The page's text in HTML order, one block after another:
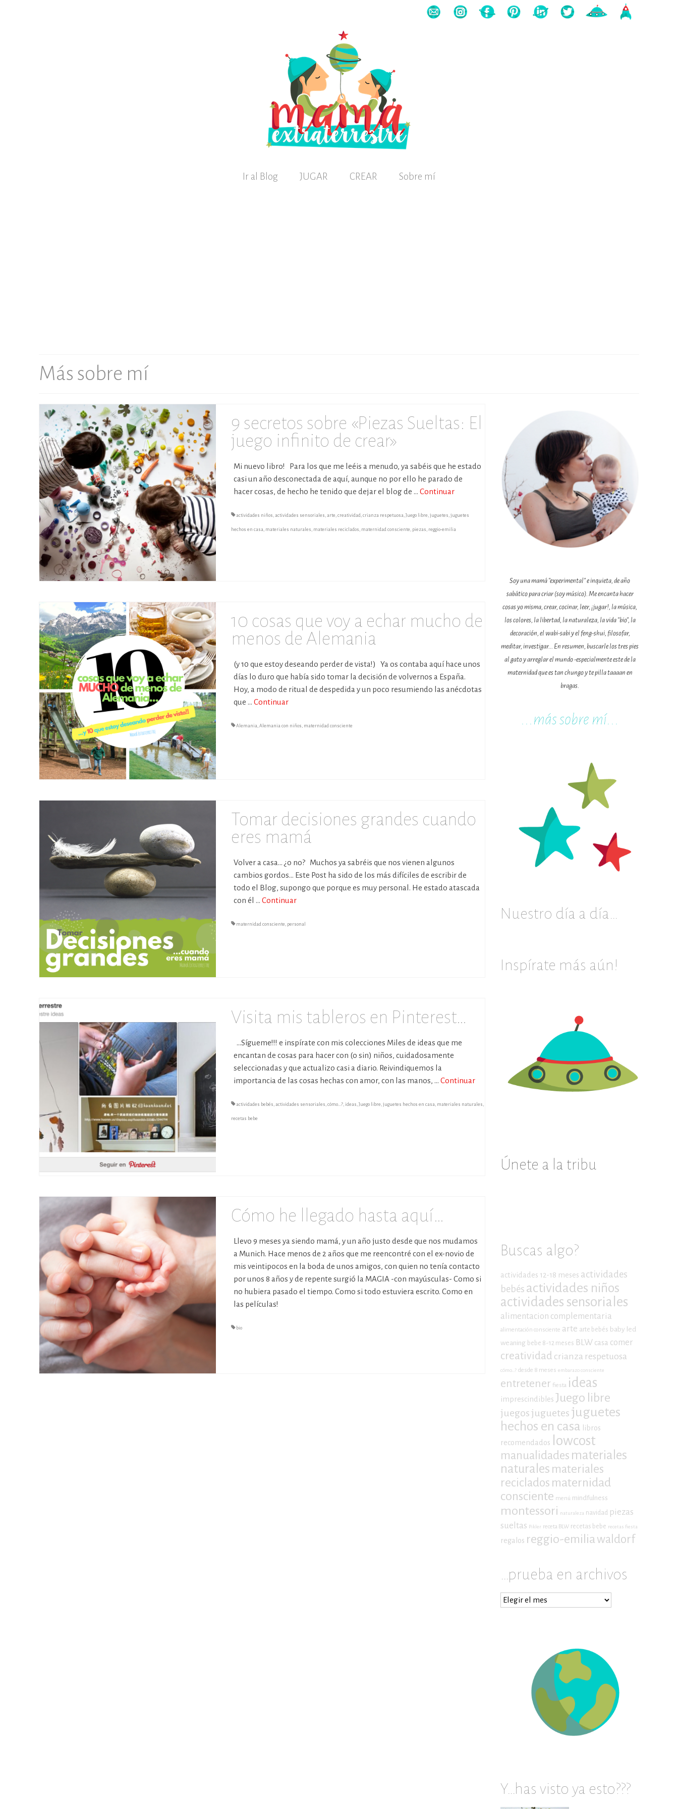
Ir al Blog JUGAR CREAR Sobre mí
Más sobre mí
9 secretos sobre «Piezas Sueltas: El
juego infinito de crear»
Mi nuevo libro! Para los que me leéis a menudo, ya sabéis que he estado
casi un año desconectada de aquí, aunque no por ello he parado de
hacer cosas, de hecho he tenido que dejar el blog de …Continuar
actividades niños ,actividades sensoriales ,arte ,creatividad,crianza respetuosa,Juego libre ,juguetes ,juguetes
hechos en casa, materiales naturales , materiales reciclados , maternidad consciente , piezas , reggio-emilia
10 cosas que voy a echar mucho de
menos de Alemania
(y 10 que estoy deseando perder de vista!) Ya os contaba aquí hace unos
días lo duro que había sido tomar la decisión de volvernos a España.
Hoy, a modo de ritual de despedida y un poco resumiendo las anécdotas
que …Continuar
Alemania,Alemania con niños , maternidad consciente
Tomar decisiones grandes cuando
eres mamá
Volver a casa… ¿o no? Muchos ya sabréis que nos vienen algunos
cambios gordos… Este Post ha sido de los más difíciles de escribir de
todo el Blog, supongo que porque es muy personal. He estado atascada
con él …Continuar
maternidad consciente personal
Visita mis tableros en Pinterest…
…Sígueme!!! e inspírate con mis colecciones Miles de ideas que me
encantan de cosas para hacer con (o sin) niños, cuidadosamente
seleccionadas y que actualizo casi a diario. Reivindiquemos la
importancia de las cosas hechas con amor, con las manos, …Continuar
actividades bebés ,actividades sensoriales ,cómo...?, ideas ,Juego libre ,juguetes hechos en casa, materiales naturales ,
recetas bebe
Cómo he llegado hasta aquí…
Llevo 9 meses ya siendo mamá, y un año justo desde que nos mudamos
a Munich. Hace menos de 2 años que me reencontré con el ex-novio de
mis veintipocos en la boda de unos amigos, con quien no tenía contacto
por unos 8 años y de repente surgió la MAGIA -con mayúsculas- Como si
no hubiera pasado el tiempo. Como si todo estuviera escrito. Como en
las películas!
bio
Soy una mamá "experimental" e inquieta, de año
sabático para criar (soy músico). Me encanta hacer
cosas yo misma, crear, cocinar, leer, ¡jugar!, la música,
los colores, la libertad, la naturaleza, la vida "bio", la
decoración, el wabi-sabi y el feng-shui, filosofar,
meditar, investigar... En resumen, buscarle los tres pies
al gato y arreglar el mundo -especialmente este de la
maternidad que es tan chungo y te pilla taaaan en
bragas.
...más sobre mí...
Nuestro día a día…
Inspírate más aún!
Únete a la tribu
Buscas algo?
actividades 12-18 meses actividades
bebés actividades niños
actividades sensoriales
alimentacion complementaria
alimentación consciente arte arte bebés baby led
weaning bebe 8-12 meses BLW casa comer
creatividad crianza respetuosa
cómo...? desde 8 meses embarazo consciente
entretener fiesta ideas
imprescindibles Juego libre
juegosjuguetes juguetes
hechos en casa
libros
recomendados
lowcost
manualidades materiales
naturales materiales
reciclados maternidad
consciente menú mindfulness
montessori naturaleza navidad piezas
sueltas Pikler receta BLW recetas bebe recetas fiesta
regalos reggio-emilia waldorf
…prueba en archivos
…
Y…has visto ya esto???